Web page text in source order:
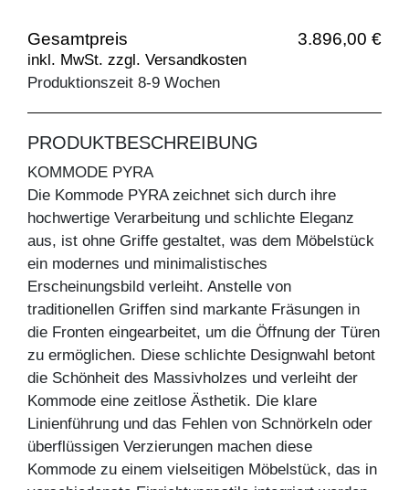
Gesamtpreis 3.896,00 €
inkl. MwSt. zzgl. Versandkosten
Produktionszeit 8-9 Wochen
PRODUKTBESCHREIBUNG
KOMMODE PYRA
Die Kommode PYRA zeichnet sich durch ihre
hochwertige Verarbeitung und schlichte Eleganz
aus, ist ohne Griffe gestaltet, was dem Möbelstück
ein modernes und minimalistisches
Erscheinungsbild verleiht. Anstelle von
traditionellen Griffen sind markante Fräsungen in
die Fronten eingearbeitet, um die Öffnung der Türen
zu ermöglichen. Diese schlichte Designwahl betont
die Schönheit des Massivholzes und verleiht der
Kommode eine zeitlose Ästhetik. Die klare
Linienführung und das Fehlen von Schnörkeln oder
überflüssigen Verzierungen machen diese
Kommode zu einem vielseitigen Möbelstück, das in